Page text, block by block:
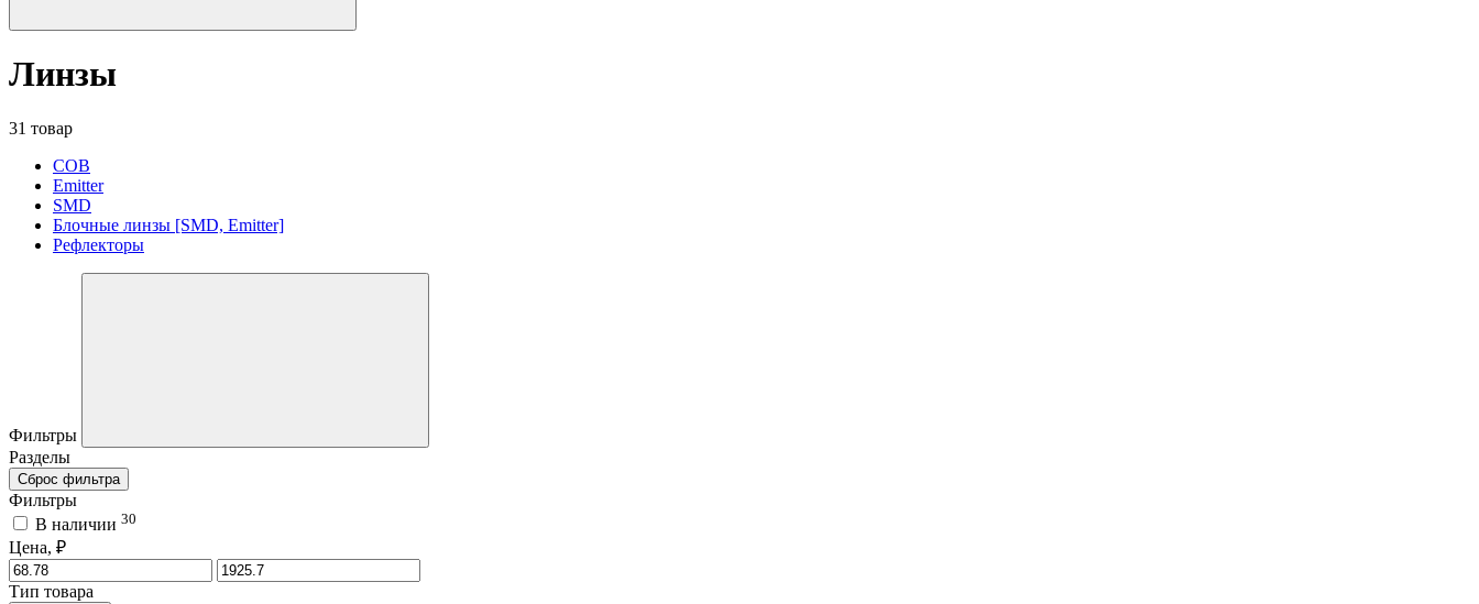
Линзы
31 товар
COB
Emitter
SMD
Блочные линзы [SMD, Emitter]
Рефлекторы
Фильтры
Разделы
Сброс фильтра
Фильтры
В наличии 30
Цена, ₽
Тип товара